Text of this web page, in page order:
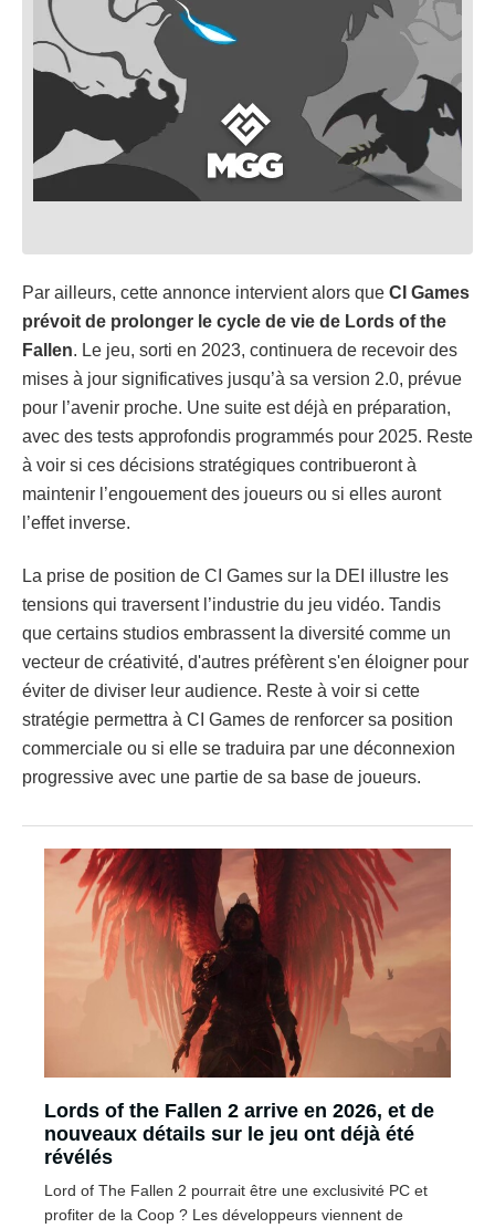
Par ailleurs, cette annonce intervient alors que CI Games
prévoit de prolonger le cycle de vie de Lords of the
Fallen. Le jeu, sorti en 2023, continuera de recevoir des
mises à jour significatives jusqu’à sa version 2.0, prévue
pour l’avenir proche. Une suite est déjà en préparation,
avec des tests approfondis programmés pour 2025. Reste
à voir si ces décisions stratégiques contribueront à
maintenir l’engouement des joueurs ou si elles auront
l’effet inverse.
La prise de position de CI Games sur la DEI illustre les
tensions qui traversent l’industrie du jeu vidéo. Tandis
que certains studios embrassent la diversité comme un
vecteur de créativité, d'autres préfèrent s'en éloigner pour
éviter de diviser leur audience. Reste à voir si cette
stratégie permettra à CI Games de renforcer sa position
commerciale ou si elle se traduira par une déconnexion
progressive avec une partie de sa base de joueurs.
Lords of the Fallen 2 arrive en 2026, et de
nouveaux détails sur le jeu ont déjà été
révélés
Lord of The Fallen 2 pourrait être une exclusivité PC et
profiter de la Coop ? Les développeurs viennent de